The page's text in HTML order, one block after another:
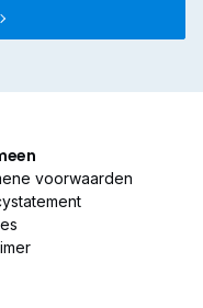
voorwaarden